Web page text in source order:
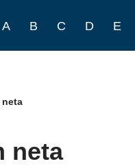
A B C D E
neta
neta